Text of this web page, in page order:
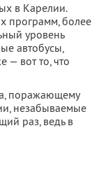
в Карелии.
программ, более
уровень
автобусы,
— вот то, что
поражающему
незабываемые
раз, ведь в